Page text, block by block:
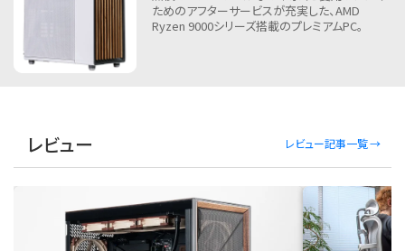
ためのアフターサービスが充実した、AMD
Ryzen 9000シリーズ搭載のプレミアムPC。
レビュー レビュー記事一覧